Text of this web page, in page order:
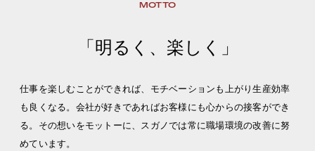
MOTTO
「明るく、楽しく」
仕事を楽しむことができれば、モチベーションも上がり生産効率
も良くなる。 会社が好きであればお客様にも心からの接客ができ
る。 その想いをモットーに、スガノでは常に職場環境の改善に努
めています。